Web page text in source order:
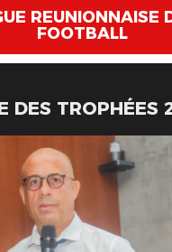
REUNIONNAISE
FOOTBALL
DES TROPHÉES